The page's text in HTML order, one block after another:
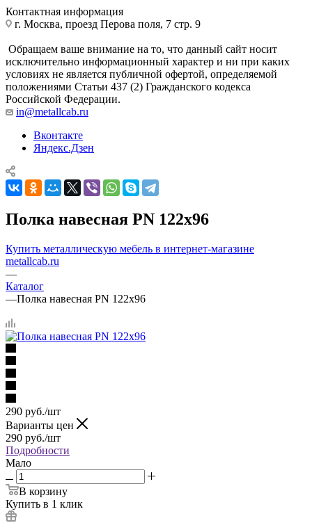
Контактная информация
г. Москва, проезд Перова поля, 7 стр. 9
Обращаем ваше внимание на то, что данный сайт носит
исключительно информационный характер и ни при каких
условиях не является публичной офертой, определяемой
положениями Статьи 437 (2) Гражданского кодекса
Российской Федерации.
in@metallcab.ru
Вконтакте
Яндекс.Дзен
Полка навесная PN 122x96
Купить металлическую мебель в интернет-магазине
metallcab.ru
—
Каталог
—Полка навесная PN 122x96
290 руб./шт
Варианты цен
290 руб./шт
Подробности
Мало
В корзину
Купить в 1 клик